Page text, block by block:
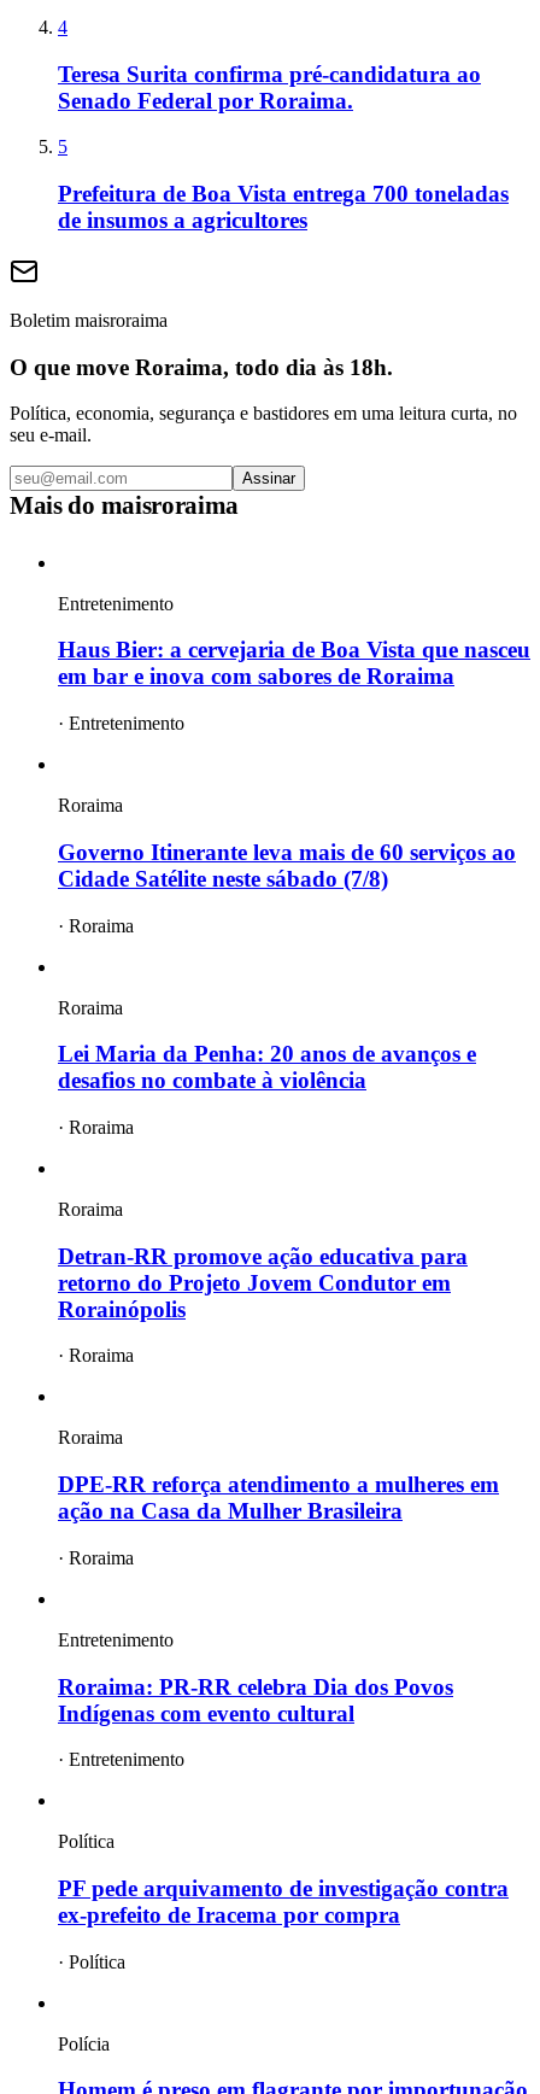
4
Teresa Surita confirma pré-candidatura ao
Senado Federal por Roraima.
5
Prefeitura de Boa Vista entrega 700 toneladas
de insumos a agricultores
Boletim maisroraima
O que move Roraima, todo dia às 18h.
Política, economia, segurança e bastidores em uma leitura curta, no
seu e-mail.
Assinar
Mais do maisroraima
Entretenimento
Haus Bier: a cervejaria de Boa Vista que nasceu
em bar e inova com sabores de Roraima
· Entretenimento
Roraima
Governo Itinerante leva mais de 60 serviços ao
Cidade Satélite neste sábado (7/8)
· Roraima
Roraima
Lei Maria da Penha: 20 anos de avanços e
desafios no combate à violência
· Roraima
Roraima
Detran-RR promove ação educativa para
retorno do Projeto Jovem Condutor em
Rorainópolis
· Roraima
Roraima
DPE-RR reforça atendimento a mulheres em
ação na Casa da Mulher Brasileira
· Roraima
Entretenimento
Roraima: PR-RR celebra Dia dos Povos
Indígenas com evento cultural
· Entretenimento
Política
PF pede arquivamento de investigação contra
ex-prefeito de Iracema por compra
· Política
Polícia